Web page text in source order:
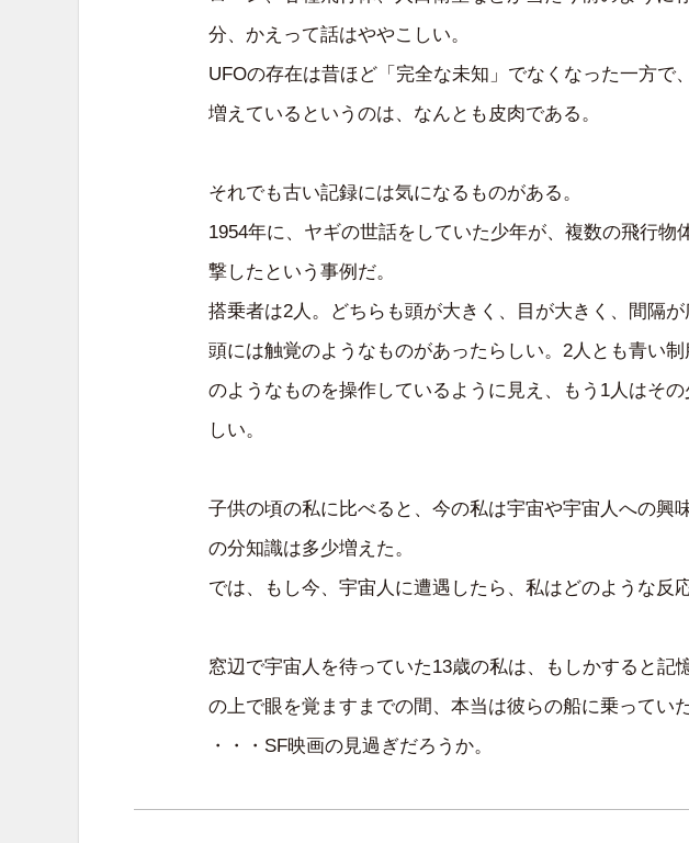
分、かえって話はややこしい。
UFOの存在は昔ほど「完全な未知」でなくなった一方で
増えているというのは、なんとも皮肉である。
それでも古い記録には気になるものがある。
1954年に、ヤギの世話をしていた少年が、複数の飛行物
撃したという事例だ。
搭乗者は2人。どちらも頭が大きく、目が大きく、間隔が
頭には触覚のようなものがあったらしい。2人とも青い
のようなものを操作しているように見え、もう1人はそ
しい。
子供の頃の私に比べると、今の私は宇宙や宇宙人への興
の分知識は多少増えた。
では、もし今、宇宙人に遭遇したら、私はどのような反
窓辺で宇宙人を待っていた13歳の私は、もしかすると記
の上で眼を覚ますまでの間、本当は彼らの船に乗ってい
・・・SF映画の見過ぎだろうか。